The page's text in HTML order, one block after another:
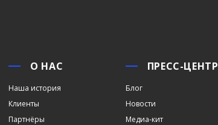
О НАС
Наша история
Клиенты
Партнёры
ПРЕСС-ЦЕНТР
Блог
Новости
Медиа-кит